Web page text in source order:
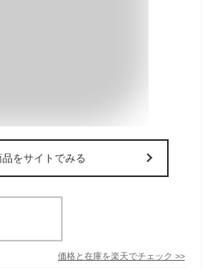
品をサイトでみる
価格と在庫を楽天でチェック >>